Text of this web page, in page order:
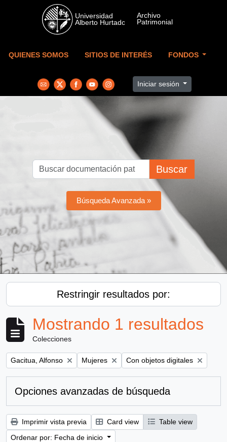
Skip to main content
QUIENES SOMOS SITIOS DE INTERÉS FONDOS
Iniciar sesión
Buscar
Búsqueda Avanzada »
Restringir resultados por:
Mostrando 1 resultados
Colecciones
Remove filter:
Gacitua, Alfonso Remove filter:
Mujeres Remove filter:
Con objetos digitales
Opciones avanzadas de búsqueda
Imprimir vista previa Card view
Table view
Ordenar por: Fecha de inicio